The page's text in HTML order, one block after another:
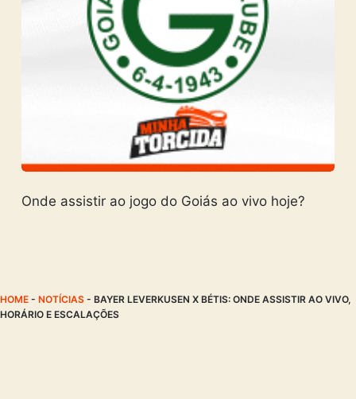
Onde assistir ao jogo do Goiás ao vivo hoje?
HOME - NOTÍCIAS - BAYER LEVERKUSEN X BÉTIS: ONDE ASSISTIR AO VIVO,
HORÁRIO E ESCALAÇÕES